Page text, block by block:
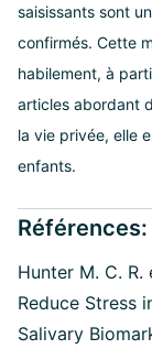
saisissants sont
confirmés. Cette
habilement, à
articles abordant
la vie privée, elle
enfants.
Références:
Hunter M. C.
Reduce Stress
Salivary